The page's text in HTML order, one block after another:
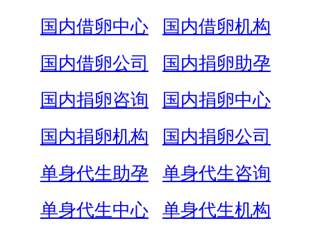
国内借卵中心
国内借卵机构
国内借卵公司
国内捐卵助孕
国内捐卵咨询
国内捐卵中心
国内捐卵机构
国内捐卵公司
单身代生助孕
单身代生咨询
单身代生中心
单身代生机构